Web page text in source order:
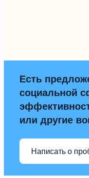
Есть
социальной
или другие
Написать о